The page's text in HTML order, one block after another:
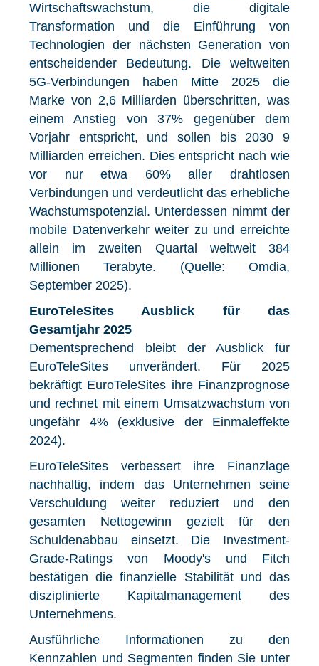
Wirtschaftswachstum, die digitale
Transformation und die Einführung von
Technologien der nächsten Generation von
entscheidender Bedeutung. Die weltweiten
5G-Verbindungen haben Mitte 2025 die
Marke von 2,6 Milliarden überschritten, was
einem Anstieg von 37% gegenüber dem
Vorjahr entspricht, und sollen bis 2030 9
Milliarden erreichen. Dies entspricht nach wie
vor nur etwa 60% aller drahtlosen
Verbindungen und verdeutlicht das erhebliche
Wachstumspotenzial. Unterdessen nimmt der
mobile Datenverkehr weiter zu und erreichte
allein im zweiten Quartal weltweit 384
Millionen Terabyte. (Quelle: Omdia,
September 2025).
EuroTeleSites Ausblick für das
Gesamtjahr 2025
Dementsprechend bleibt der Ausblick für
EuroTeleSites unverändert. Für 2025
bekräftigt EuroTeleSites ihre Finanzprognose
und rechnet mit einem Umsatzwachstum von
ungefähr 4% (exklusive der Einmaleffekte
2024).
EuroTeleSites verbessert ihre Finanzlage
nachhaltig, indem das Unternehmen seine
Verschuldung weiter reduziert und den
gesamten Nettogewinn gezielt für den
Schuldenabbau einsetzt. Die Investment-
Grade-Ratings von Moody's und Fitch
bestätigen die finanzielle Stabilität und das
disziplinierte Kapitalmanagement des
Unternehmens.
Ausführliche Informationen zu den
Kennzahlen und Segmenten finden Sie unter